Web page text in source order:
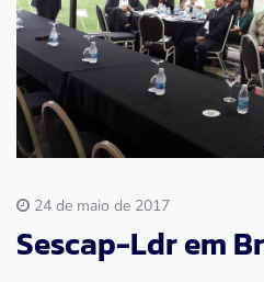
Imprensa
Contato
24 de maio de 2017
Sescap-Ldr em